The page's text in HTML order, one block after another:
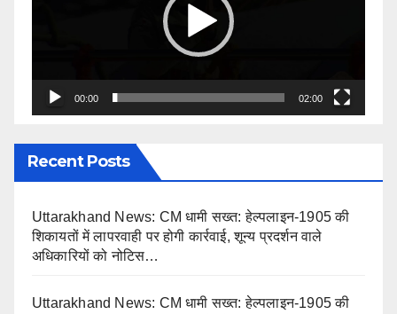
00:00 02:00
Recent Posts
Uttarakhand News: CM धामी सख्त: हेल्पलाइन-1905 की
शिकायतों में लापरवाही पर होगी कार्रवाई, शून्य प्रदर्शन वाले
अधिकारियों को नोटिस…
Uttarakhand News: CM धामी सख्त: हेल्पलाइन-1905 की